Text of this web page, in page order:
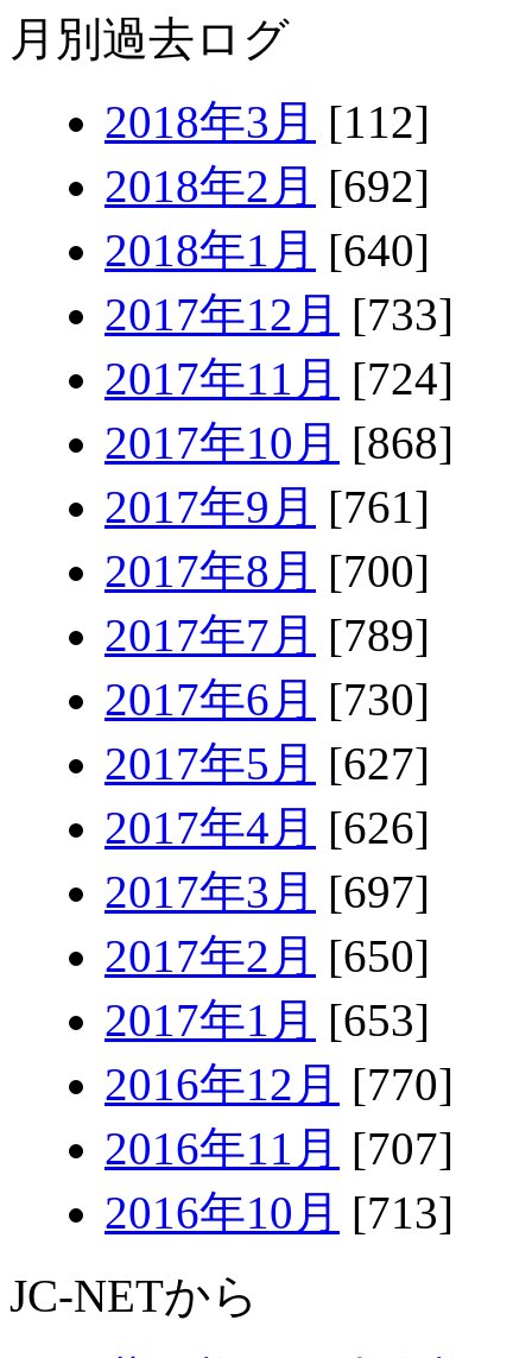
月別過去ログ
2018年3月 [112]
2018年2月 [692]
2018年1月 [640]
2017年12月 [733]
2017年11月 [724]
2017年10月 [868]
2017年9月 [761]
2017年8月 [700]
2017年7月 [789]
2017年6月 [730]
2017年5月 [627]
2017年4月 [626]
2017年3月 [697]
2017年2月 [650]
2017年1月 [653]
2016年12月 [770]
2016年11月 [707]
2016年10月 [713]
JC-NETから